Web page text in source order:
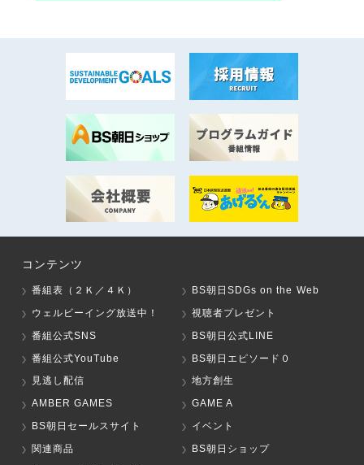
コンテンツ
番組表（２Ｋ／４Ｋ）
BS朝日SDGs on the Web
ウェルビーイング放送中！
視聴者プレゼント
番組公式SNS
BS朝日公式LINE
番組公式YouTube
BS朝日エピソード０
見逃し配信
地方創生
AMBER GAMES
GAME A
BS朝日セールスサイト
イベント
関連商品
BS朝日ショップ